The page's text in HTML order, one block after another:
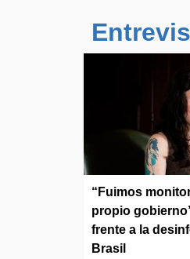
“Fuimos
propio
frente a la
Brasil